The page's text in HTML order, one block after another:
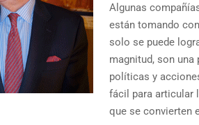
Algunas
están tomando
solo se puede
magnitud, son una
políticas y
fácil para articular
que se convierten